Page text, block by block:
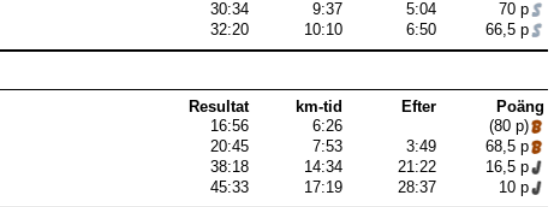
30:34 9:37 5:04
70 p
32:20 10:10 6:50 66,5 p
Resultat km-tid Efter
Poäng
16:56 6:26
(80 p)
20:45 7:53 3:49
68,5 p
38:18 14:34 21:22
16,5 p
45:33 17:19 28:37 10 p